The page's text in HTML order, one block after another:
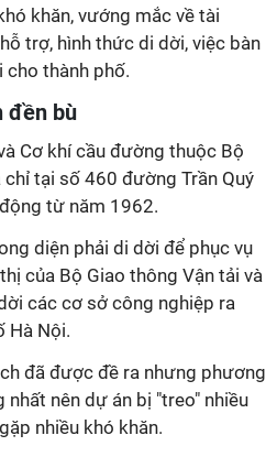
khăn, vướng mắc về tài
trợ, hình thức di dời, việc bàn
cho thành phố.
đền bù
Cơ khí cầu đường thuộc Bộ
tại số 460 đường Trần Quý
từ năm 1962.
diện phải di dời để phục vụ
của Bộ Giao thông Vận tải và
các cơ sở công nghiệp ra
Hà Nội.
đã được đề ra nhưng phương
nhất nên dự án bị "treo" nhiều
nhiều khó khăn.